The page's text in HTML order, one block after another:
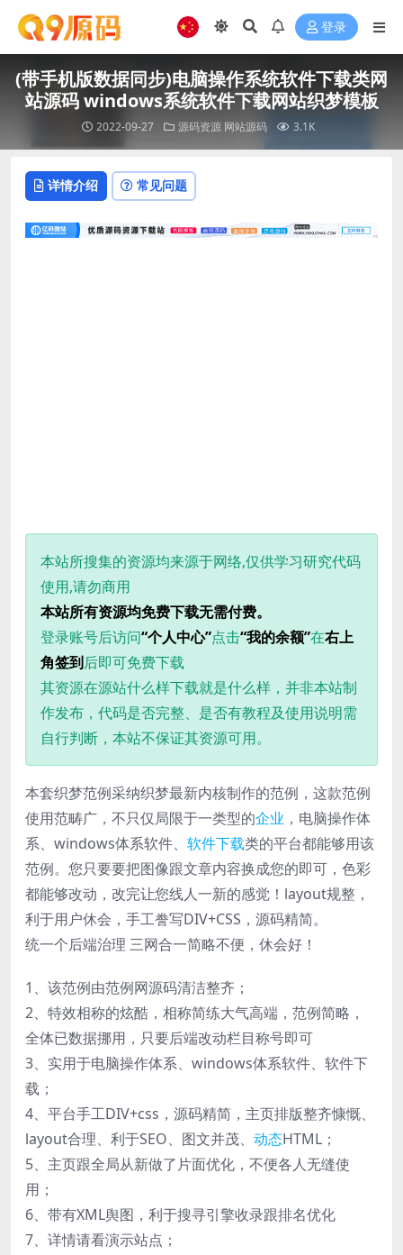
登录
(带手机版数据同步)电脑操作系统软件下载类网
站源码 windows系统软件下载网站织梦模板
2022-09-27 源码资源 网站源码 3.1K
详情介绍 常见问题
本站所搜集的资源均来源于网络,仅供学习研究代码
使用,请勿商用
本站所有资源均免费下载无需付费。
登录账号后访问“个人中心”点击“我的余额”在右上
角签到后即可免费下载
其资源在源站什么样下载就是什么样，并非本站制
作发布，代码是否完整、是否有教程及使用说明需
自行判断，本站不保证其资源可用。
本套织梦范例采纳织梦最新内核制作的范例，这款范例
使用范畴广，不只仅局限于一类型的企业 ，电脑操作体
系、windows体系软件、 软件下载类的平台都能够用该
范例。您只要要把图像跟文章内容换成您的即可，色彩
都能够改动，改完让您线人一新的感觉！layout规整，
利于用户休会，手工誊写DIV+CSS，源码精简。
统一个后端治理 三网合一简略不便，休会好！
1、该范例由范例网源码清洁整齐；
2、特效相称的炫酷，相称简练大气高端，范例简略，
全体已数据挪用，只要后端改动栏目称号即可
3、实用于电脑操作体系、windows体系软件、软件下
载；
4、平台手工DIV+css，源码精简，主页排版整齐慷慨、
layout合理、利于SEO、图文并茂、 动态HTML；
5、主页跟全局从新做了片面优化，不便各人无缝使
用；
6、带有XML舆图，利于搜寻引擎收录跟排名优化
7、详情请看演示站点；